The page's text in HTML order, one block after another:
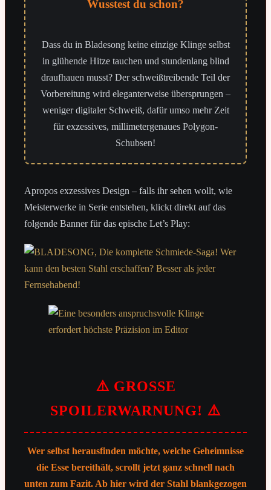
Wusstest du schon?
Dass du in Bladesong keine einzige Klinge selbst
in glühende Hitze tauchen und stundenlang blind
draufhauen musst? Der schweißtreibende Teil der
Vorbereitung wird eleganterweise übersprungen –
weniger digitaler Schweiß, dafür umso mehr Zeit
für exzessives, millimetergenaues Polygon-
Schubsen!
Apropos exzessives Design – falls ihr sehen wollt, wie
Meisterwerke in Serie entstehen, klickt direkt auf das
folgende Banner für das epische Let’s Play:
⚠️ GROSSE
SPOILERWARNUNG! ⚠️
Wer selbst herausfinden möchte, welche Geheimnisse
die Esse bereithält, scrollt jetzt ganz schnell nach
unten zum Fazit. Ab hier wird der Stahl blankgezogen